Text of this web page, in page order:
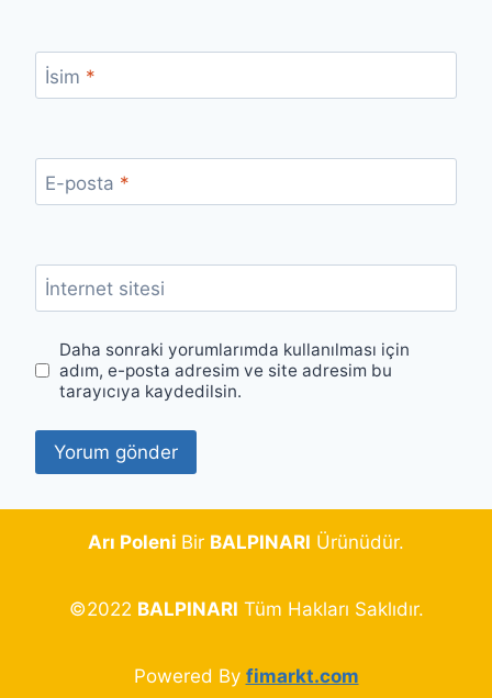
İsim *
E-posta *
İnternet sitesi
Daha sonraki yorumlarımda kullanılması için
adım, e-posta adresim ve site adresim bu
tarayıcıya kaydedilsin.
Arı Poleni Bir BALPINARI Ürünüdür.
©2022 BALPINARI Tüm Hakları Saklıdır.
Powered By fimarkt.com